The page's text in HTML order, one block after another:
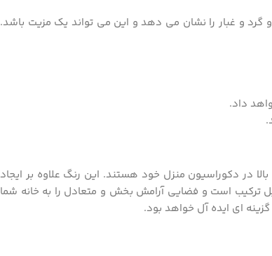
و غبار را نشان می ‌دهد و این می تواند یک مزیت باشد.
داد.
در دکوراسیون منزل خود هستند. این رنگ علاوه بر ایجاد
ترکیب است و فضایی آرامش ‌بخش و متعادل را به خانه شما
گزینه ‌ای ایده‌ آل خواهد بود.